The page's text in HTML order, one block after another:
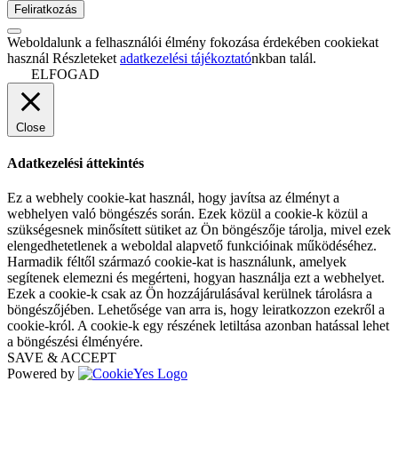
Weboldalunk a felhasználói élmény fokozása érdekében cookiekat
használ Részleteket adatkezelési tájékoztatónkban talál.
ELFOGAD
Close
Adatkezelési áttekintés
Ez a webhely cookie-kat használ, hogy javítsa az élményt a
webhelyen való böngészés során. Ezek közül a cookie-k közül a
szükségesnek minősített sütiket az Ön böngészője tárolja, mivel ezek
elengedhetetlenek a weboldal alapvető funkcióinak működéséhez.
Harmadik féltől származó cookie-kat is használunk, amelyek
segítenek elemezni és megérteni, hogyan használja ezt a webhelyet.
Ezek a cookie-k csak az Ön hozzájárulásával kerülnek tárolásra a
böngészőjében. Lehetősége van arra is, hogy leiratkozzon ezekről a
cookie-król. A cookie-k egy részének letiltása azonban hatással lehet
a böngészési élményére.
SAVE & ACCEPT
Powered by